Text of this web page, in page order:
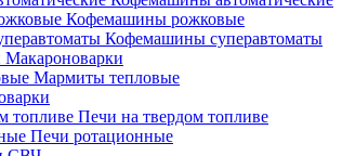
Кофемашины рожковые
Кофемашины суперавтоматы
Макароноварки
Мармиты тепловые
Печи на твердом топливе
Печи ротационные